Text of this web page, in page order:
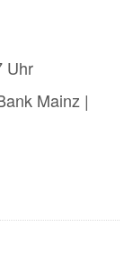
Uhr
Mainz |